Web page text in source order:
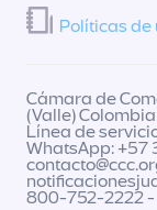
Políticas de
Cámara de
(Valle)
Línea de
WhatsApp: +57
800-752-2222 -